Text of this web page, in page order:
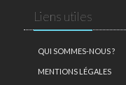
Liens utiles
QUI SOMMES-NOUS ?
MENTIONS LÉGALES